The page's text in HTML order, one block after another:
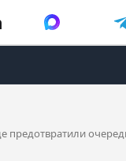
предотвратили